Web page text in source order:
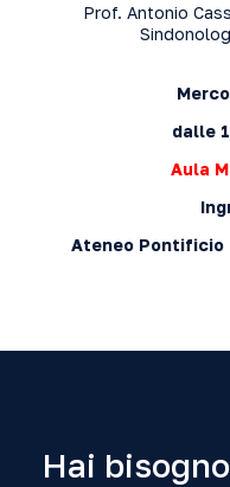
Prof. Antonio
dalle
Aula
Ateneo Pontificio
Hai